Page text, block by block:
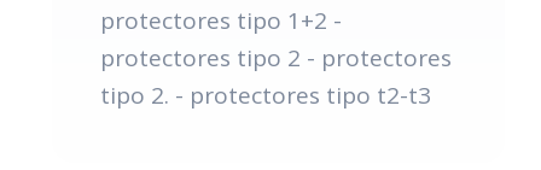
protectores tipo 1+2 -
protectores tipo 2 - protectores
tipo 2. - protectores tipo t2-t3